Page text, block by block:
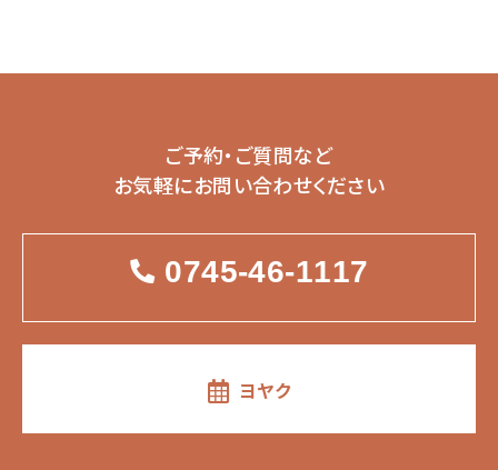
ご予約・ご質問など
お気軽にお問い合わせください
0745-46-1117
ヨヤク